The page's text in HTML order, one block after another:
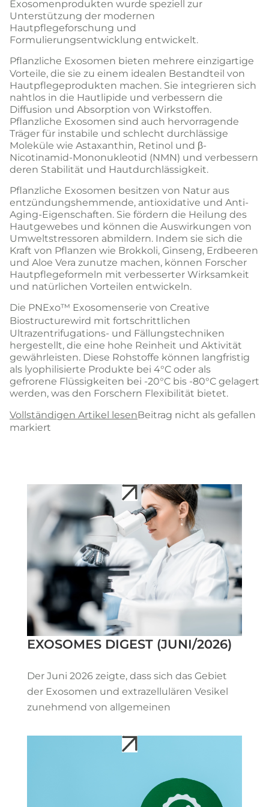
Exosomenprodukten wurde speziell zur
Unterstützung der modernen
Hautpflegeforschung und
Formulierungsentwicklung entwickelt.
Pflanzliche Exosomen bieten mehrere einzigartige
Vorteile, die sie zu einem idealen Bestandteil von
Hautpflegeprodukten machen. Sie integrieren sich
nahtlos in die Hautlipide und verbessern die
Diffusion und Absorption von Wirkstoffen.
Pflanzliche Exosomen sind auch hervorragende
Träger für instabile und schlecht durchlässige
Moleküle wie Astaxanthin, Retinol und β-
Nicotinamid-Mononukleotid (NMN) und verbessern
deren Stabilität und Hautdurchlässigkeit.
Pflanzliche Exosomen besitzen von Natur aus
entzündungshemmende, antioxidative und Anti-
Aging-Eigenschaften. Sie fördern die Heilung des
Hautgewebes und können die Auswirkungen von
Umweltstressoren abmildern. Indem sie sich die
Kraft von Pflanzen wie Brokkoli, Ginseng, Erdbeeren
und Aloe Vera zunutze machen, können Forscher
Hautpflegeformeln mit verbesserter Wirksamkeit
und natürlichen Vorteilen entwickeln.
Die PNExo™ Exosomenserie von Creative
Biostructurewird mit fortschrittlichen
Ultrazentrifugations- und Fällungstechniken
hergestellt, die eine hohe Reinheit und Aktivität
gewährleisten. Diese Rohstoffe können langfristig
als lyophilisierte Produkte bei 4°C oder als
gefrorene Flüssigkeiten bei -20°C bis -80°C gelagert
werden, was den Forschern Flexibilität bietet.
Vollständigen Artikel lesenBeitrag nicht als gefallen
markiert
EXOSOMES DIGEST (JUNI/2026)
Der Juni 2026 zeigte, dass sich das Gebiet
der Exosomen und extrazellulären Vesikel
zunehmend von allgemeinen